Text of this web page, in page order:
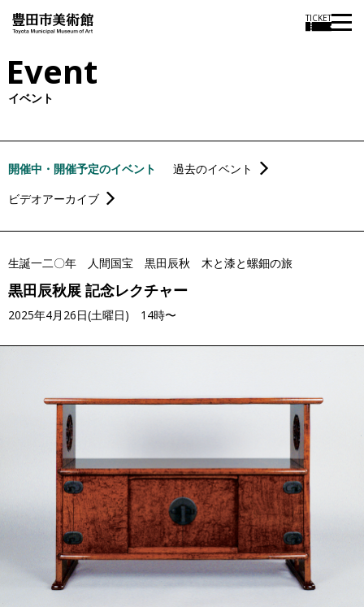
TICKET
Event
イベント
開催中・開催予定のイベント
過去のイベント
ビデオアーカイブ
生誕一二〇年 人間国宝 黒田辰秋 木と漆と螺鈿の旅
黒田辰秋展 記念レクチャー
2025年4月26日(土曜日) 14時〜